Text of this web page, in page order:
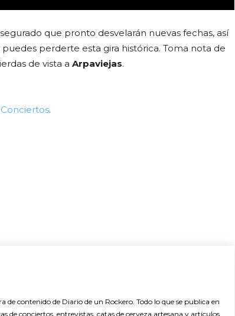
que pronto desvelarán nuevas fechas, así
perderte esta gira histórica. Toma nota de
de vista a Arpaviejas.
Conciertos.
contenido de Diario de un Rockero. Todo lo que se publica en
de conciertos, entrevistas, catas de cerveza artesana y artículos